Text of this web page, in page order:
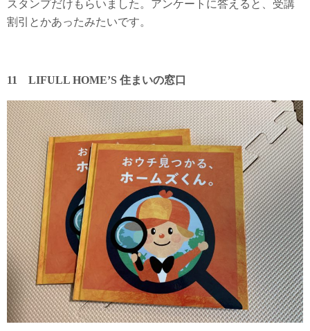
スタンプだけもらいました。アンケートに答えると、受講
割引とかあったみたいです。
11 LIFULL HOME’S 住まいの窓口